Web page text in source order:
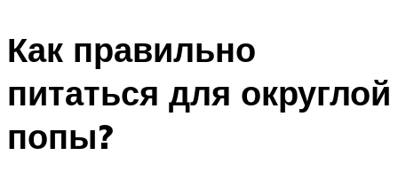
Как правильно
питаться для округлой
попы?